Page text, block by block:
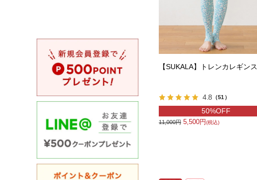
【SUKALA】トレンカレギンス
4.8 （51）
50%OFF
11,000円 5,500円(税込)